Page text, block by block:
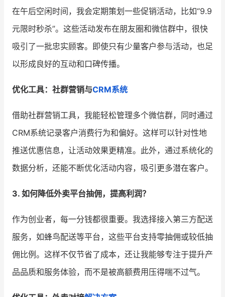
在午后空闲时间，我会定期策划一些促销活动，比如“9.9
元限时秒杀”。这些活动发布在朋友圈和微信群中，很快
吸引了一批忠实顾客。即使只有少量客户参与活动，也足
以形成良好的互动和口碑传播。
优化工具：社群营销与CRM系统
借助社群营销工具，我能轻松管理多个微信群，同时通过
CRM系统记录客户消费行为和偏好。这样可以针对性地
推送优惠信息，让活动效果更精准。此外，通过系统化的
数据分析，还能不断优化活动内容，吸引更多潜在客户。
3. 如何降低外卖平台抽佣，提高利润？
作为创业者，每一分钱都很重要。我选择接入第三方配送
服务，如蜂鸟配送等平台，这些平台支持零抽佣或较低抽
佣比例。这样不仅节省了成本，还让我能够专注于提升产
品品质和服务体验，而不是被高额费用压得喘不过气。